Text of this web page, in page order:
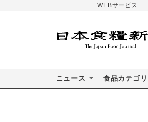
WEBサービス
ニュース 食品カテゴリ